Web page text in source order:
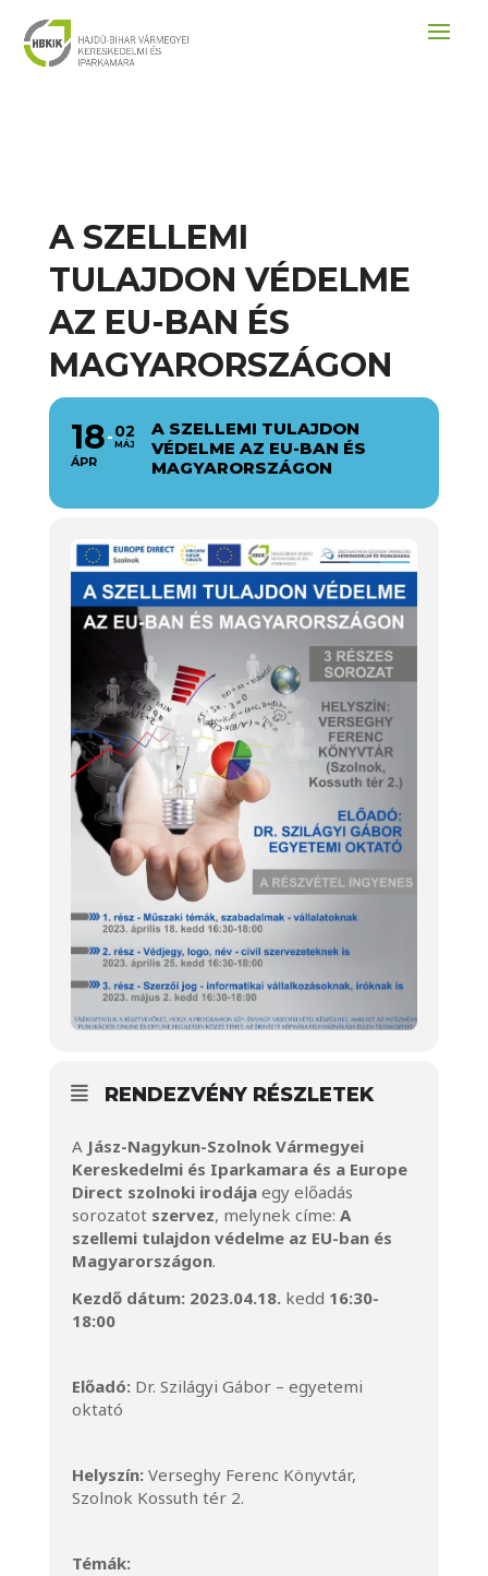
A SZELLEMI
TULAJDON VÉDELME
AZ EU-BAN ÉS
MAGYARORSZÁGON
18
ÁPR
02
MÁJ
A SZELLEMI TULAJDON
VÉDELME AZ EU-BAN ÉS
MAGYARORSZÁGON
RENDEZVÉNY RÉSZLETEK
A Jász-Nagykun-Szolnok Vármegyei
Kereskedelmi és Iparkamara és a Europe
Direct szolnoki irodája egy előadás
sorozatotszervez, melynek címe: A
szellemi tulajdon védelme az EU-ban és
Magyarországon.
Kezdő dátum: 2023.04.18.kedd 16:30-
18:00
Előadó:Dr. Szilágyi Gábor – egyetemi
oktató
Helyszín:Verseghy Ferenc Könyvtár,
Szolnok Kossuth tér 2.
Témák: